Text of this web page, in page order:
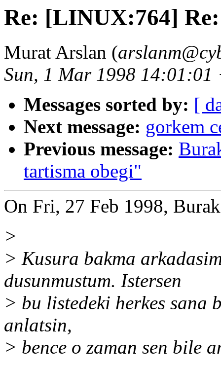
Re: [LINUX:764]
Murat Arslan (
Sun, 1 Mar 1998 14:01:01
Messages sorted by: [
Next message: gorkem
Previous message:
tartisma obegi"
On Fri, 27 Feb 1998,
>
> Kusura bakma
dusunmustum. Istersen
> bu listedeki herkes sana
anlatsin,
> bence o zaman sen bile